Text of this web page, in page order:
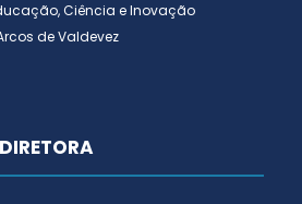
Ciência e Inovação
de Valdevez